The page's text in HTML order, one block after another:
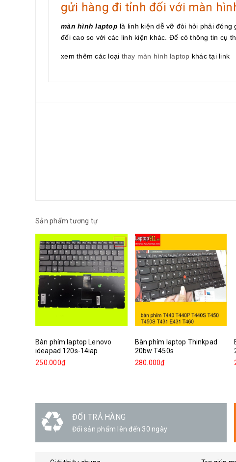
gửi hàng đi tỉnh đối với màn
màn hình laptop là linh kiện dễ vỡ đòi hỏi phải
đối cao so với các linh kiện khác. Để có thông tin cụ
xem thêm các loại thay màn hình laptop khác tại link
Sản phẩm tương tự
Bàn phím laptop Lenovo
ideapad 120s-14iap
250.000₫
Bàn phím laptop Thinkpad
20bw T450s
280.000₫
ĐỔI TRẢ HÀNG
Đổi sản phẩm lên đến 30 ngày